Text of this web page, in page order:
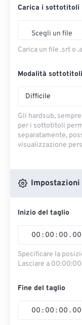
Carica i sottotitoli
Scegli un file
Carica un file .srt o
Modalità sottotitoli
Difficile
Gli hardsub,
per i sottotitoli
separatamente,
visualizzazione
Inizio del taglio
00 : 00 : 00 . 00
Specificare la
Lasciare a
Fine del taglio
00 : 00 : 00 . 00